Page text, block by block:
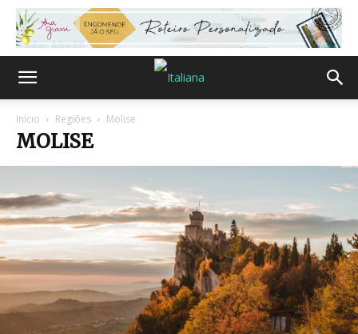
Início Regiões Molise
MOLISE